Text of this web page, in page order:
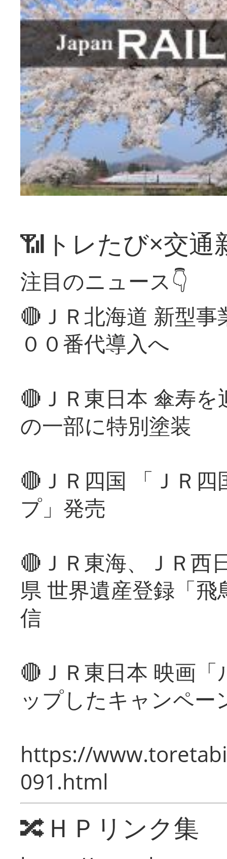
📶トレたび×交通
注目のニュース👇
🔴ＪＲ北海道 新型
００番代導入へ
🔴ＪＲ東日本 傘寿
の一部に特別塗装
🔴ＪＲ四国 「ＪＲ
プ」発売
🔴ＪＲ東海、ＪＲ西
県 世界遺産登録「
信
🔴ＪＲ東日本 映画
ップしたキャンペー
https://
091.html
🔀ＨＰリンク集